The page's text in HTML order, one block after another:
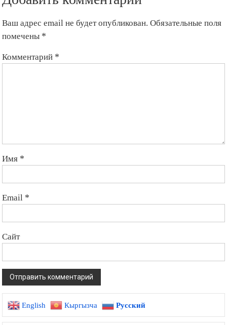
Ваш адрес email не будет опубликован. Обязательные поля
помечены *
Комментарий *
Имя *
Email *
Сайт
English Кыргызча Русский